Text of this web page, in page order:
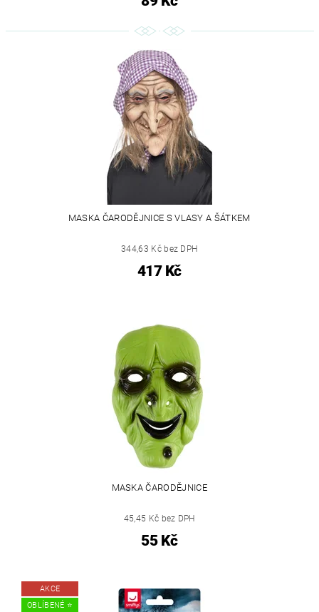
MASKA ČARODĚJNICE S VLASY A ŠÁTKEM
344,63 Kč bez DPH
417 Kč
MASKA ČARODĚJNICE
45,45 Kč bez DPH
55 Kč
AKCE
OBLÍBENÉ ⭐️